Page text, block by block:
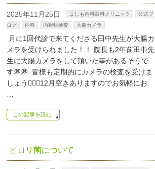
2025年11月25日 ましも内科眼科クリニック
公式ブ
ログ
内科 内視鏡検査 大腸カメラ
月に1回代診で来てくださる田中先生が大腸カ
メラを受けられました！！ 院長も2年前田中先
生に大腸カメラをして頂いた事があるそうで
す💭💭 皆様も定期的にカメラの検査を受けま
しょう👨🏼‍⚕️12月空きありますのでお気軽にお
…
この記事を読む
ピロリ菌について